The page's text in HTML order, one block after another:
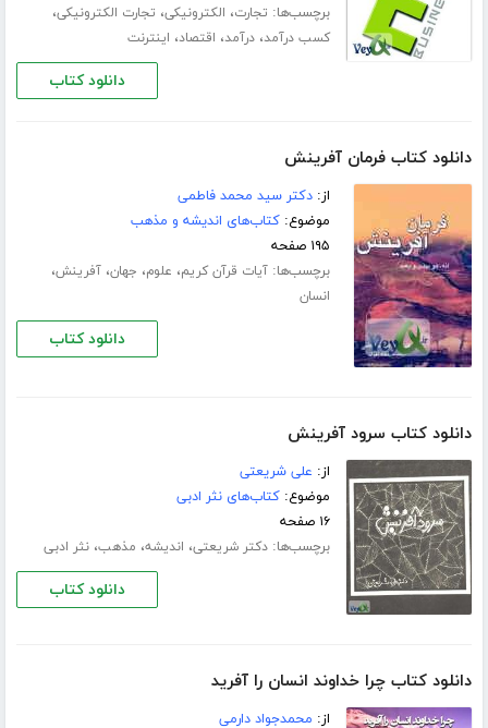
برچسب‌ها: تجارت، الکترونیکی، تجارت الکترونیکی،
کسب درآمد،درآمد، اقتصاد، اینترنت
دانلود کتاب
دانلود کتاب فرمان آفرینش
از:دکتر سید محمد فاطمی
موضوع:کتاب‌های اندیشه و مذهب
۱۹۵ صفحه
برچسب‌ها:آیات قرآن کریم، علوم، جهان،آفرینش،
انسان
دانلود کتاب
دانلود کتاب سرود آفرینش
از: علی شریعتی
موضوع:کتاب‌های نثر ادبی
۱۶ صفحه
برچسب‌ها:دکتر شریعتی، اندیشه، مذهب،نثر ادبی
دانلود کتاب
دانلود کتاب چرا خداوند انسان را آفرید
از: محمدجواد دارمی